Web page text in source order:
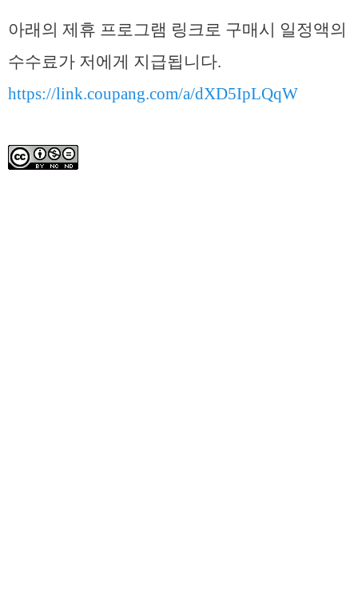
아래의 제휴 프로그램 링크로 구매시 일정액의
수수료가 저에게 지급됩니다.
https://link.coupang.com/a/dXD5IpLQqW